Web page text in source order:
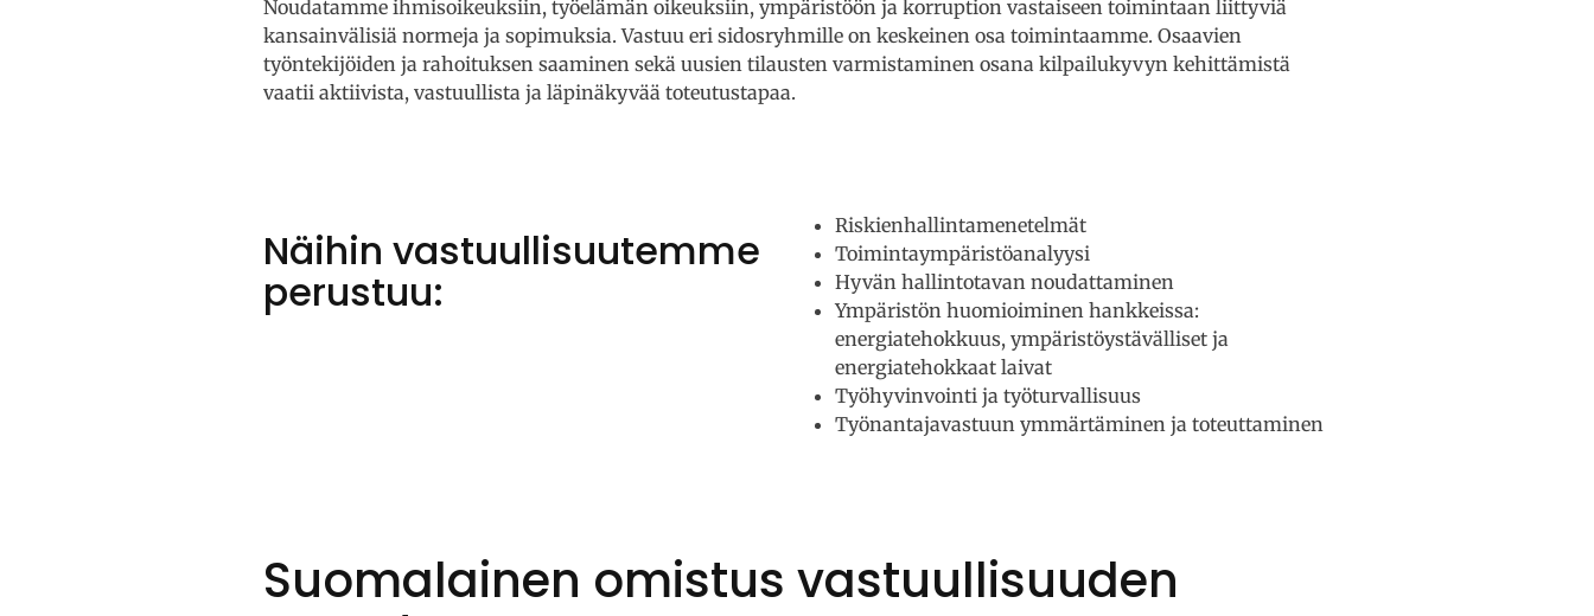
Noudatamme ihmisoikeuksiin, työelämän oikeuksiin, ympäristöön ja korruption vastaiseen toimintaan liittyviä
kansainvälisiä normeja ja sopimuksia. Vastuu eri sidosryhmille on keskeinen osa toimintaamme. Osaavien
työntekijöiden ja rahoituksen saaminen sekä uusien tilausten varmistaminen osana kilpailukyvyn kehittämistä
vaatii aktiivista, vastuullista ja läpinäkyvää toteutustapaa.
Näihin vastuullisuutemme
perustuu:
Riskienhallintamenetelmät
Toimintaympäristöanalyysi
Hyvän hallintotavan noudattaminen
Ympäristön huomioiminen hankkeissa:
energiatehokkuus, ympäristöystävälliset ja
energiatehokkaat laivat
Työhyvinvointi ja työturvallisuus
Työnantajavastuun ymmärtäminen ja toteuttaminen
Suomalainen omistus vastuullisuuden